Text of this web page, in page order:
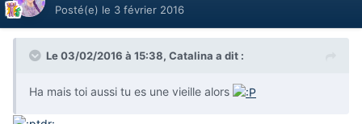
Posté(e) le 3 février 2016
Le 03/02/2016 à 15:38, Catalina a dit :
Ha mais toi aussi tu es une vieille alors